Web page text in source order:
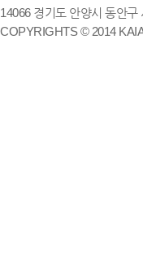
14066 경기도 안양시 동안
COPYRIGHTS © 2014